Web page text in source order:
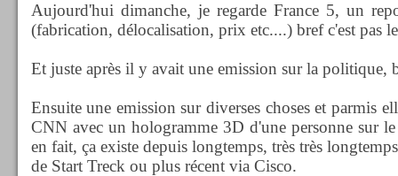
Aujourd'hui dimanche, je regarde France 5, un
(fabrication, délocalisation, prix etc....) bref c'est pas
Et juste après il y avait une emission sur la politique,
Ensuite une emission sur diverses choses et parmis
CNN avec un hologramme 3D d'une personne sur
en fait, ça existe depuis longtemps, très très
de Start Treck ou plus récent via Cisco.